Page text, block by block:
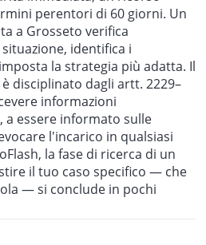
perentori di 60 giorni. Un
a Grosseto verifica
identifica i
la strategia più adatta. Il
disciplinato dagli artt. 2229–
informazioni
a essere informato sulle
l'incarico in qualsiasi
la fase di ricerca di un
il tuo caso specifico — che
— si conclude in pochi